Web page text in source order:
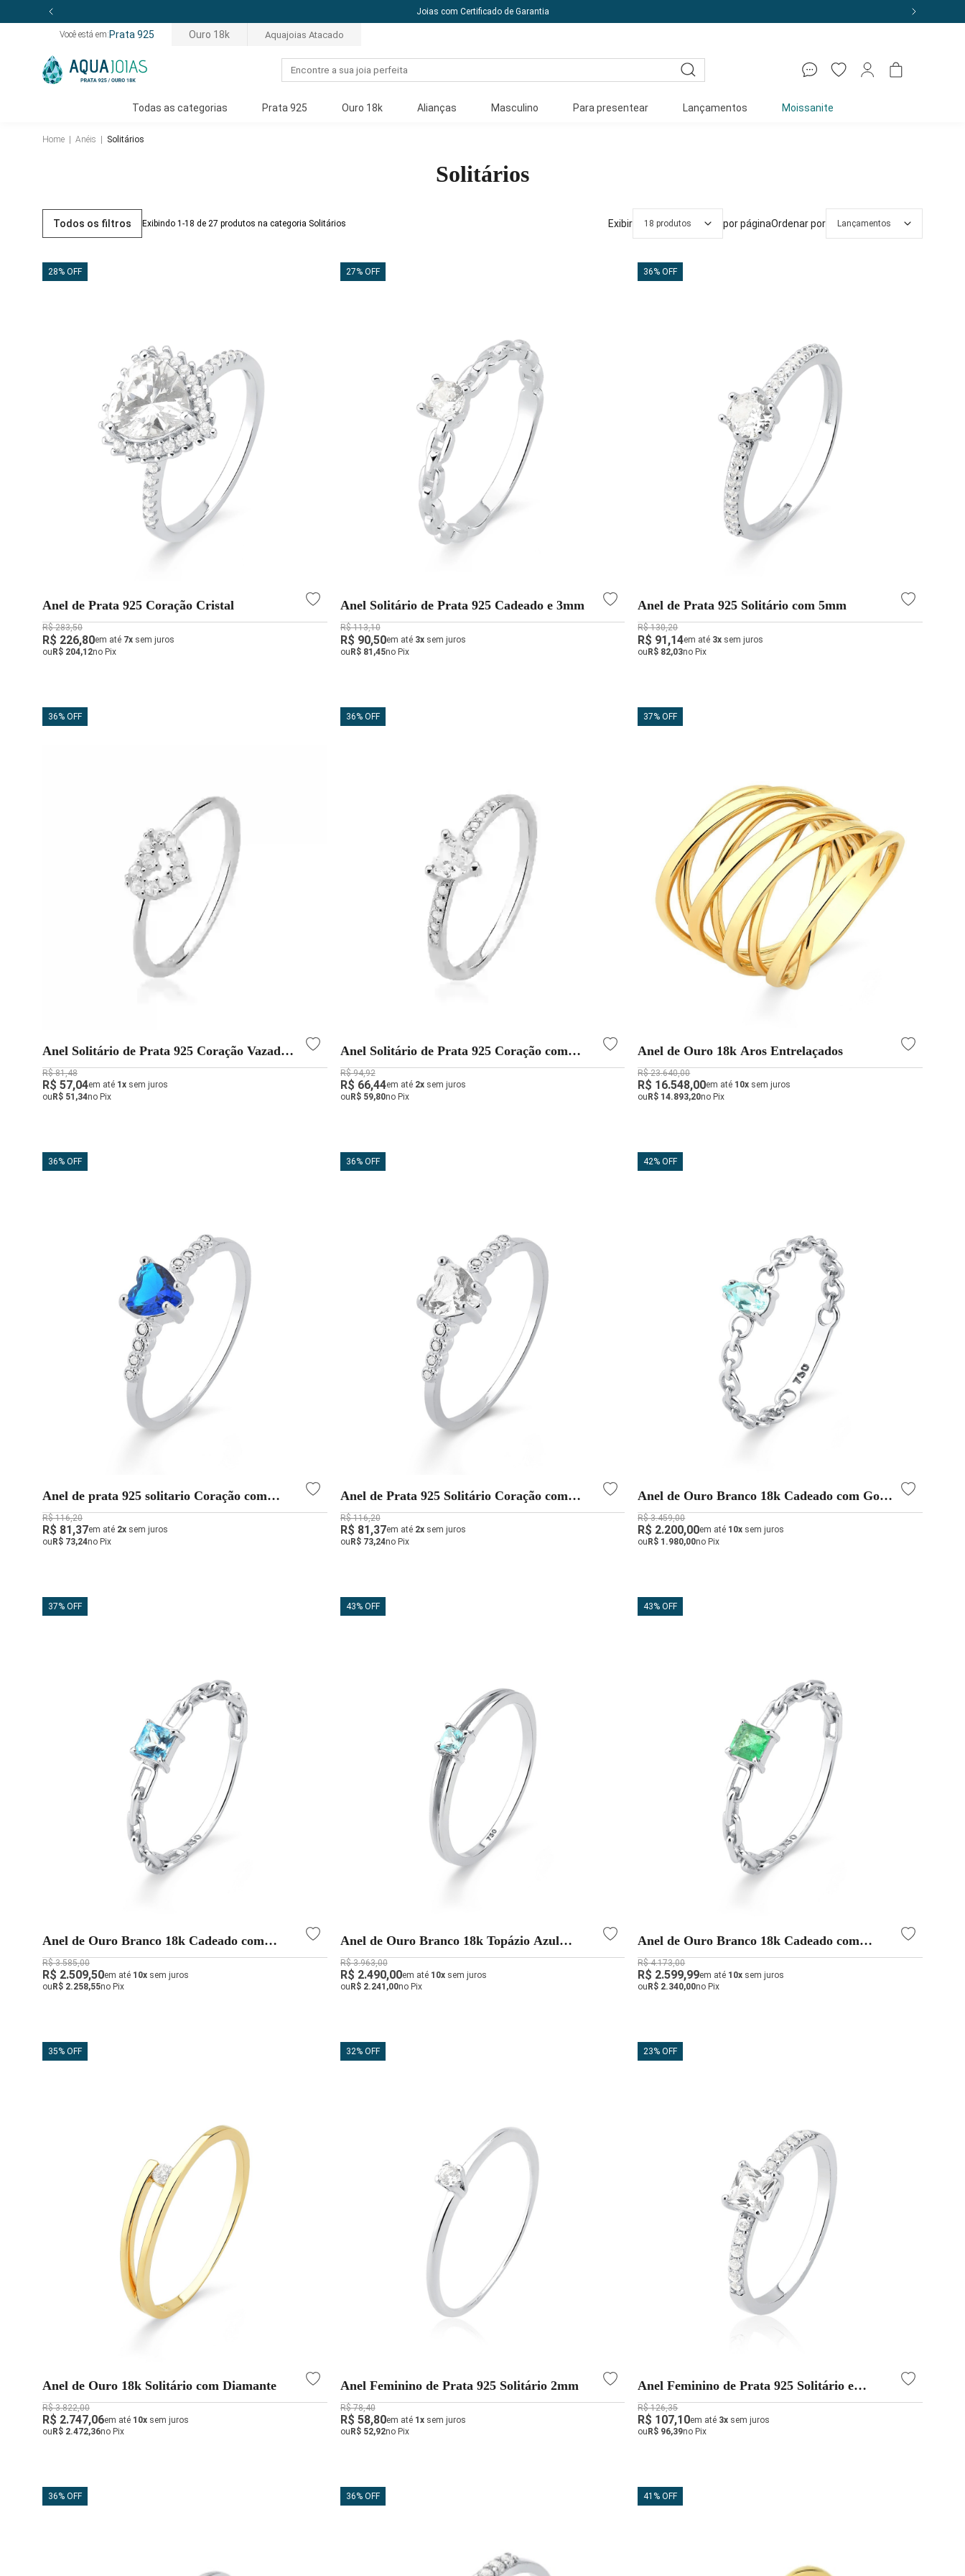
Joias com Certificado de Garantia
Você está em: Prata 925 Ouro 18k Aquajoias Atacado
Todas as categorias Prata 925 Ouro 18k Alianças Masculino Para presentear Lançamentos Moissanite
Home | Anéis | Solitários
Solitários
Todos os filtros Exibindo 1-18 de 27 produtos na categoria Solitários Exibir 18 produtos por páginaOrdenar por Lançamentos
28% OFF
Anel de Prata 925 Coração Cristal
R$ 283,50
R$ 226,80em até 7x sem juros
ouR$ 204,12no Pix
27% OFF
Anel Solitário de Prata 925 Cadeado e 3mm
R$ 113,10
R$ 90,50em até 3xsem juros
ouR$ 81,45no Pix
36% OFF
Anel de Prata 925 Solitário com 5mm
R$ 130,20
R$ 91,14em até 3x sem juros
ouR$ 82,03no Pix
36% OFF
Anel Solitário de Prata 925 Coração Vazado
com Zircônias
R$ 81,48
R$ 57,04em até 1x sem juros
ou R$ 51,34no Pix
36% OFF
Anel Solitário de Prata 925 Coração com
Zircônias
R$ 94,92
R$ 66,44em até 2xsem juros
ou R$ 59,80no Pix
37% OFF
Anel de Ouro 18k Aros Entrelaçados
R$ 23.640,00
R$ 16.548,00em até 10x sem juros
ou R$ 14.893,20no Pix
36% OFF
Anel de prata 925 solitario Coração com
pedras de zircônias Azul
R$ 116,20
R$ 81,37em até 2x sem juros
ou R$ 73,24no Pix
36% OFF
Anel de Prata 925 Solitário Coração com
Pedras de Zircônias Cristal
R$ 116,20
R$ 81,37em até 2xsem juros
ou R$ 73,24no Pix
42% OFF
Anel de Ouro Branco 18k Cadeado com Gota
Azul Topázio
R$ 3.459,00
R$ 2.200,00em até 10x sem juros
ou R$ 1.980,00no Pix
37% OFF
Anel de Ouro Branco 18k Cadeado com
Topázio Azul Quadrado 3.4mm
R$ 3.585,00
R$ 2.509,50em até 10x sem juros
ou R$ 2.258,55no Pix
43% OFF
Anel de Ouro Branco 18k Topázio Azul
Quadrado
R$ 3.963,00
R$ 2.490,00em até 10xsem juros
ou R$ 2.241,00no Pix
43% OFF
Anel de Ouro Branco 18k Cadeado com
Esmeralda Quadrada 3.4mm
R$ 4.173,00
R$ 2.599,99em até 10x sem juros
ou R$ 2.340,00no Pix
35% OFF
Anel de Ouro 18k Solitário com Diamante
R$ 3.822,00
R$ 2.747,06em até 10x sem juros
ou R$ 2.472,36no Pix
32% OFF
Anel Feminino de Prata 925 Solitário 2mm
R$ 78,40
R$ 58,80em até 1xsem juros
ou R$ 52,92no Pix
23% OFF
Anel Feminino de Prata 925 Solitário e
Zircônia Quadrada
R$ 126,35
R$ 107,10em até 3x sem juros
ou R$ 96,39no Pix
36% OFF 36% OFF 41% OFF